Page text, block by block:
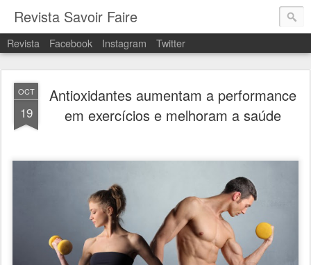
Revista Savoir Faire
Revista Facebook Instagram Twitter
OCT
19
Antioxidantes aumentam a performance
em exercícios e melhoram a saúde